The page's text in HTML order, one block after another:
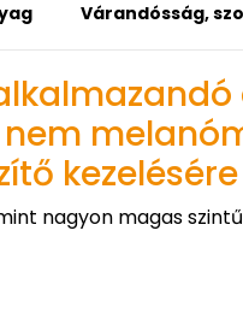
Várandósság,
nagyon magas